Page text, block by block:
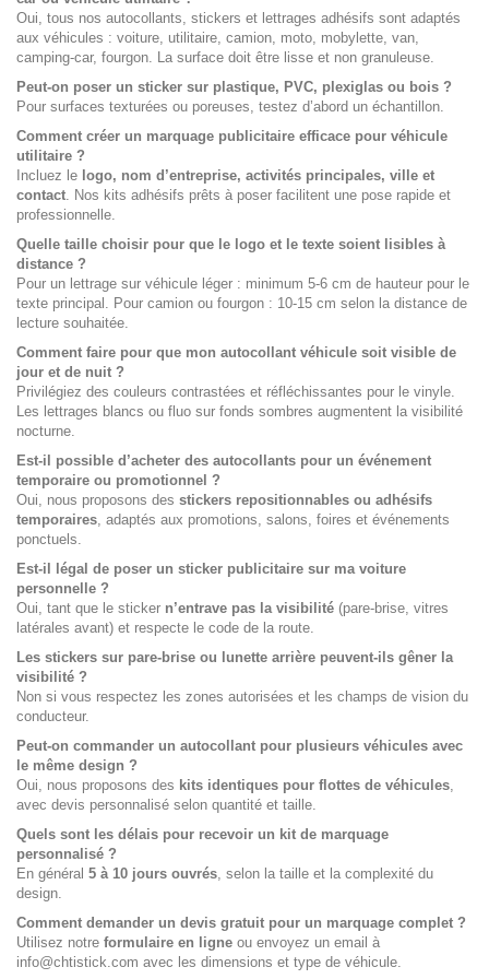
Oui, tous nos autocollants, stickers et lettrages adhésifs sont adaptés
aux véhicules : voiture, utilitaire, camion, moto, mobylette, van,
camping-car, fourgon. La surface doit être lisse et non granuleuse.
Peut-on poser un sticker sur plastique, PVC, plexiglas ou bois ?
Pour surfaces texturées ou poreuses, testez d’abord un échantillon.
Comment créer un marquage publicitaire efficace pour véhicule
utilitaire ?
Incluez le logo, nom d’entreprise, activités principales, ville et
contact. Nos kits adhésifs prêts à poser facilitent une pose rapide et
professionnelle.
Quelle taille choisir pour que le logo et le texte soient lisibles à
distance ?
Pour un lettrage sur véhicule léger : minimum 5-6 cm de hauteur pour le
texte principal. Pour camion ou fourgon : 10-15 cm selon la distance de
lecture souhaitée.
Comment faire pour que mon autocollant véhicule soit visible de
jour et de nuit ?
Privilégiez des couleurs contrastées et réfléchissantes pour le vinyle.
Les lettrages blancs ou fluo sur fonds sombres augmentent la visibilité
nocturne.
Est-il possible d’acheter des autocollants pour un événement
temporaire ou promotionnel ?
Oui, nous proposons des stickers repositionnables ou adhésifs
temporaires, adaptés aux promotions, salons, foires et événements
ponctuels.
Est-il légal de poser un sticker publicitaire sur ma voiture
personnelle ?
Oui, tant que le sticker n’entrave pas la visibilité (pare-brise, vitres
latérales avant) et respecte le code de la route.
Les stickers sur pare-brise ou lunette arrière peuvent-ils gêner la
visibilité ?
Non si vous respectez les zones autorisées et les champs de vision du
conducteur.
Peut-on commander un autocollant pour plusieurs véhicules avec
le même design ?
Oui, nous proposons des kits identiques pour flottes de véhicules,
avec devis personnalisé selon quantité et taille.
Quels sont les délais pour recevoir un kit de marquage
personnalisé ?
En général 5 à 10 jours ouvrés, selon la taille et la complexité du
design.
Comment demander un devis gratuit pour un marquage complet ?
Utilisez notre formulaire en ligne ou envoyez un email à
info@chtistick.com avec les dimensions et type de véhicule.